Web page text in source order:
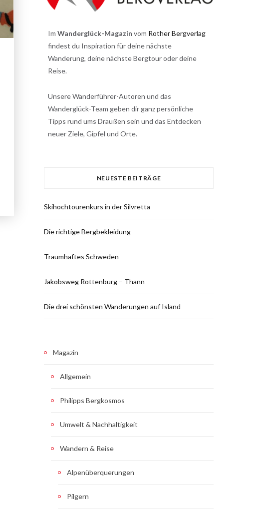
Im Wanderglück-Magazin vom Rother Bergverlag
findest du Inspiration für deine nächste
Wanderung, deine nächste Bergtour oder deine
Reise.
Unsere Wanderführer-Autoren und das
Wanderglück-Team geben dir ganz persönliche
Tipps rund ums Draußen sein und das Entdecken
neuer Ziele, Gipfel und Orte.
NEUESTE BEITRÄGE
Skihochtourenkurs in der Silvretta
Die richtige Bergbekleidung
Traumhaftes Schweden
Jakobsweg Rottenburg – Thann
Die drei schönsten Wanderungen auf Island
Magazin
Allgemein
Philipps Bergkosmos
Umwelt & Nachhaltigkeit
Wandern & Reise
Alpenüberquerungen
Pilgern